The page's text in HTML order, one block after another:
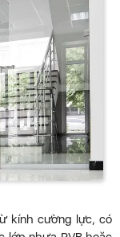
kính cường lực, có